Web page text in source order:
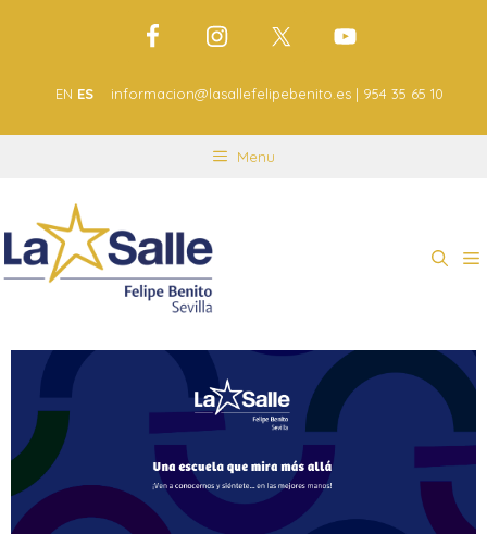
EN ES informacion@lasallefelipebenito.es | 954 35 65 10
Menu